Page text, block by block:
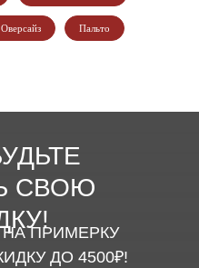
Пальто
СВОЮ
ПРИМЕРКУ
ДО 4500₽!